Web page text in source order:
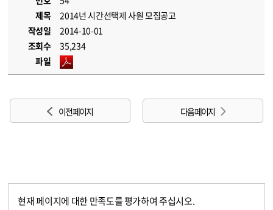
제목
2014년 시간선택제 사원 모집공고
작성일
2014-10-01
조회수
35,234
파일
이전 페이지 다음 페이지
현재 페이지에 대한 만족도를 평가하여 주십시오.